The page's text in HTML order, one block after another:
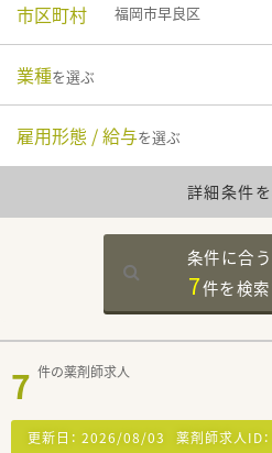
市区町村 福岡市早良区
業種を選ぶ
雇用形態 / 給与を選ぶ
詳細条件
条件に合
7件を検
7 件の薬剤師求人
更新日： 2026/08/03 薬剤師求人ID：